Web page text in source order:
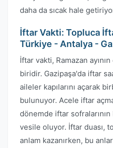
daha da sıcak hale
İftar Vakti: Topluca
Türkiye - Antalya -
İftar vakti, Ramazan
biridir. Gazipaşa'da iftar
aileler kapılarını açarak
bulunuyor. Acele iftar
dönemde iftar
vesile oluyor. İftar duası,
anlam kazanırken, bu